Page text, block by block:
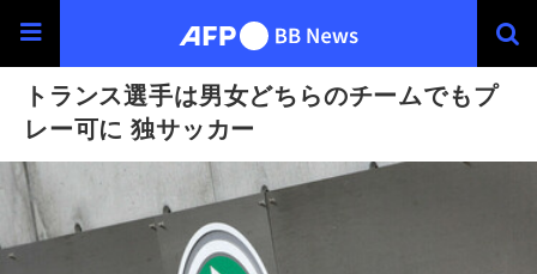
トランス選手は男女どちらのチームでもプ
レー可に 独サッカー